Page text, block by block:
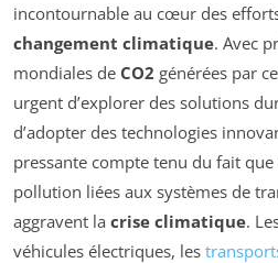
incontournable au cœur des
changement climatique. Avec
mondiales de CO2 générées par
urgent d’explorer des solutions
d’adopter des technologies
pressante compte tenu du fait
pollution liées aux systèmes de
aggravent la crise climatique.
véhicules électriques, les